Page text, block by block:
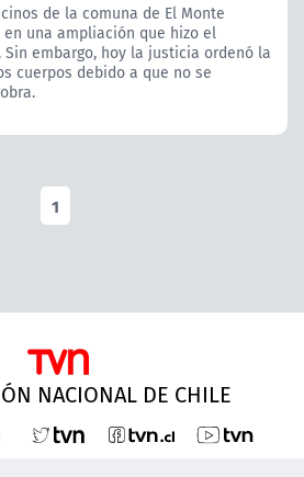
de la comuna de El Monte
una ampliación que hizo el
embargo, hoy la justicia ordenó la
cuerpos debido a que no se
1
NACIONAL DE CHILE